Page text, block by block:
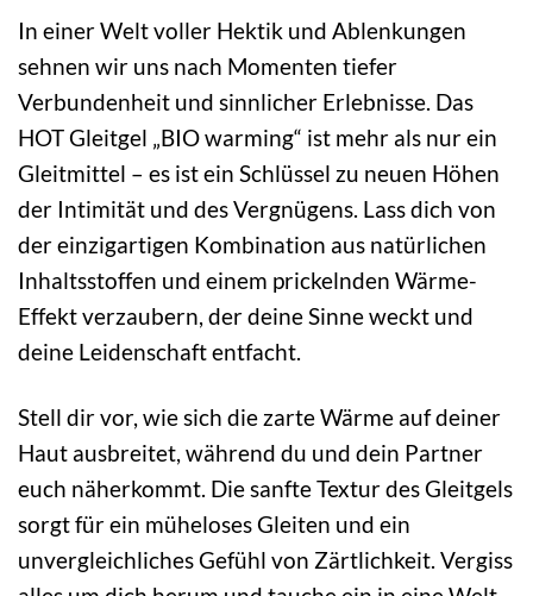
In einer Welt voller Hektik und Ablenkungen
sehnen wir uns nach Momenten tiefer
Verbundenheit und sinnlicher Erlebnisse. Das
HOT Gleitgel „BIO warming“ ist mehr als nur ein
Gleitmittel – es ist ein Schlüssel zu neuen Höhen
der Intimität und des Vergnügens. Lass dich von
der einzigartigen Kombination aus natürlichen
Inhaltsstoffen und einem prickelnden Wärme-
Effekt verzaubern, der deine Sinne weckt und
deine Leidenschaft entfacht.
Stell dir vor, wie sich die zarte Wärme auf deiner
Haut ausbreitet, während du und dein Partner
euch näherkommt. Die sanfte Textur des Gleitgels
sorgt für ein müheloses Gleiten und ein
unvergleichliches Gefühl von Zärtlichkeit. Vergiss